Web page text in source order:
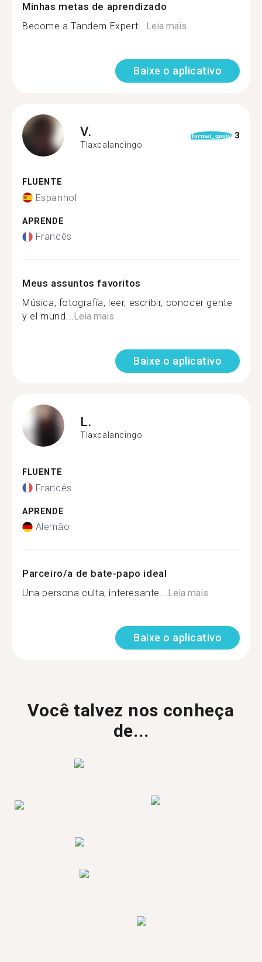
Minhas metas de aprendizado
Become a Tandem Expert...Leia mais
Baixe o aplicativo
V.
Tlaxcalancingo
format_quote 3
FLUENTE
Espanhol
APRENDE
Francês
Meus assuntos favoritos
Música, fotografía, leer, escribir, conocer gente
y el mund...Leia mais
Baixe o aplicativo
L.
Tlaxcalancingo
FLUENTE
Francês
APRENDE
Alemão
Parceiro/a de bate-papo ideal
Una persona culta, interesante...Leia mais
Baixe o aplicativo
Você talvez nos conheça
de...